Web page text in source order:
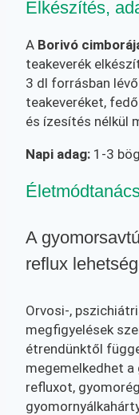
Elkészítés,
A Borivó
teakeverék
3 dl forrásban
teakeveréket,
és ízesítés nélkül
Napi adag: 1-3
A
reflux
Orvosi-,
megfigyelések
étrendünktől
megemelkedhet
refluxot,